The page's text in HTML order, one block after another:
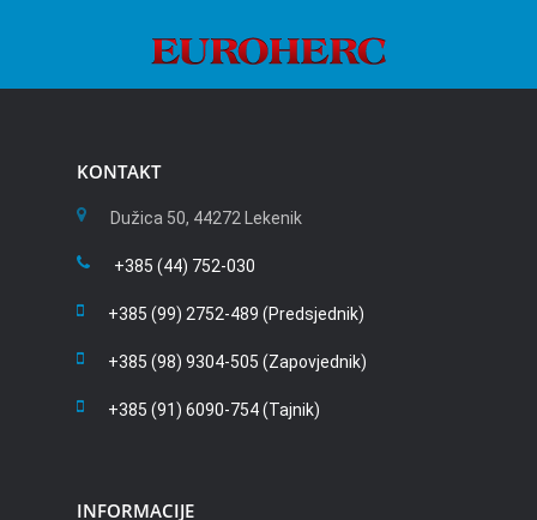
KONTAKT
Dužica 50, 44272 Lekenik
+385 (44) 752-030
+385 (99) 2752-489 (Predsjednik)
+385 (98) 9304-505 (Zapovjednik)
+385 (91) 6090-754 (Tajnik)
INFORMACIJE